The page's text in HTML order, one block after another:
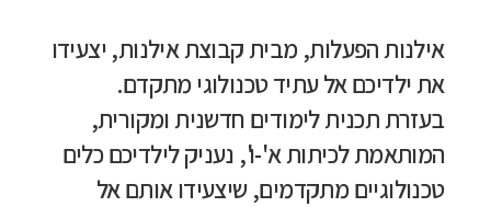
אילנות הפעלות, מבית קבוצת אילנות, יצעידו
את ילדיכם אל עתיד טכנולוגי מתקדם.
בעזרת תכנית לימודים חדשנית ומקורית,
המותאמת לכיתות א'-ו', נעניק לילדיכם כלים
טכנולוגיים מתקדמים, שיצעידו אותם אל